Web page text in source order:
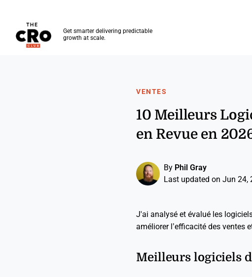
Get smarter delivering predictable
growth at scale.
VENTES
10 Meilleurs
en Revue en
By Phil Gray
Last updated on Jun 24,
J'ai analysé et évalué les
améliorer l’efficacité des ventes
Meilleurs logiciels